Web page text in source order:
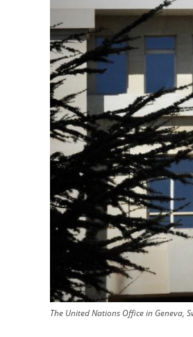
The United Nations Office in Geneva,